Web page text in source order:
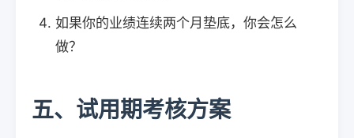
如果你的业绩连续两个月垫底，你会怎么
做？
五、试用期考核方案